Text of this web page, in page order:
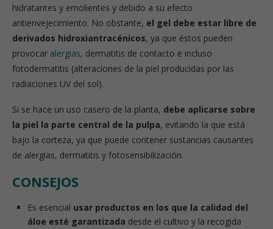
hidratantes y emolientes y debido a su efecto
antienvejecimiento. No obstante, el gel debe estar libre de
derivados hidroxiantracénicos, ya que éstos pueden
provocar alergias, dermatitis de contacto e incluso
fotodermatitis (alteraciones de la piel producidas por las
radiaciones UV del sol).
Si se hace un uso casero de la planta, debe aplicarse sobre
la piel la parte central de la pulpa, evitando la que está
bajo la corteza, ya que puede contener sustancias causantes
de alergias, dermatitis y fotosensibilización.
CONSEJOS
Es esencial usar productos en los que la calidad del
áloe esté garantizada desde el cultivo y la recogida